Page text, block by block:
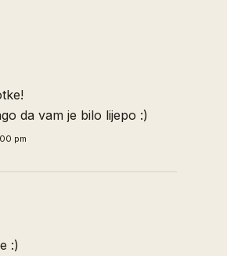
da vam je bilo lijepo :)
pm
:)